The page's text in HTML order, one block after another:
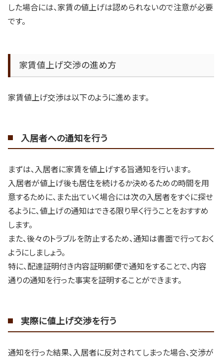
した場合には、家賃の値上げは認められないので注意が必要
です。
家賃値上げ交渉の進め方
家賃値上げ交渉は以下のように進めます。
入居者への通知を行う
まずは、入居者に家賃を値上げする旨通知を行います。
入居者が値上げ後も居住を続けるか決めるための時間を用
意するために、また出ていく場合には次の入居者をすぐに探せ
るように、値上げの通知はできる限り早く行うことをおすすめ
します。
また、後々のトラブルを防止するため、通知は書面で行っておく
ようにしましょう。
特に、配達証明付き内容証明郵便で通知をすることで、内容
通りの通知を行った事実を証明することができます。
実際に値上げ交渉を行う
通知を行った結果、入居者に反対されてしまった場合、交渉が